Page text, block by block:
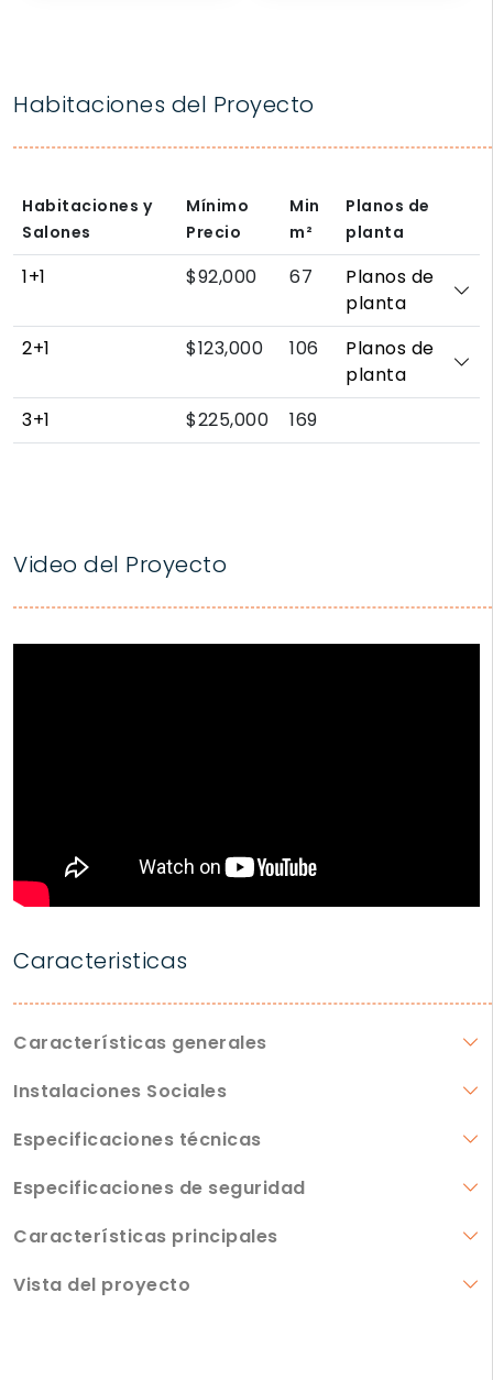
Habitaciones del Proyecto
Habitaciones y
Salones
Mínimo
Precio
Min
m²
Planos de
planta
1+1 $92,000 67
Planos de
planta
2+1
$123,000 106
Planos de
planta
3+1
$225,000 169
Video del Proyecto
Caracteristicas
Características generales
Instalaciones Sociales
Especificaciones técnicas
Especificaciones de seguridad
Características principales
Vista del proyecto